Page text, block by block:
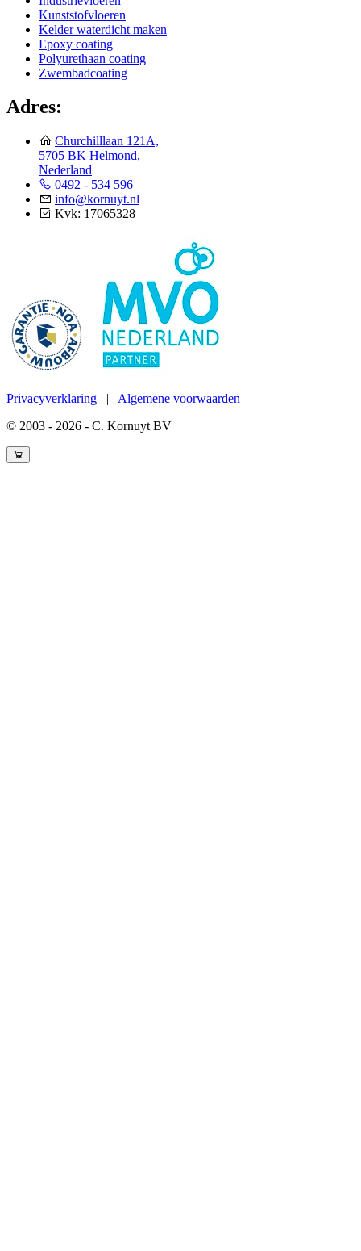
Kunststofvloeren
Kelder waterdicht maken
Epoxy coating
Polyurethaan coating
Zwembadcoating
Adres:
Churchilllaan 121A,
5705 BK Helmond,
Nederland
0492 - 534 596
info@kornuyt.nl
Kvk: 17065328
Privacyverklaring | Algemene voorwaarden
© 2003 - 2026 - C. Kornuyt BV